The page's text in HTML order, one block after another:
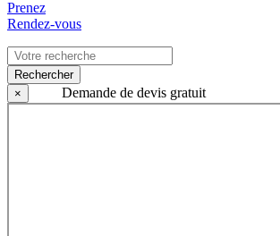
Prenez
Rendez-vous
Rechercher
×
Demande de devis gratuit